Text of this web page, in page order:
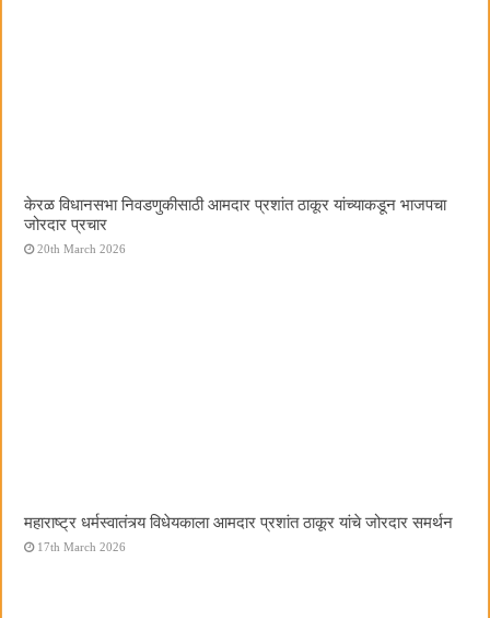
केरळ विधानसभा निवडणुकीसाठी आमदार प्रशांत ठाकूर यांच्याकडून भाजपचा
जोरदार प्रचार
20th March 2026
महाराष्ट्र धर्मस्वातंत्र्य विधेयकाला आमदार प्रशांत ठाकूर यांचे जोरदार समर्थन
17th March 2026